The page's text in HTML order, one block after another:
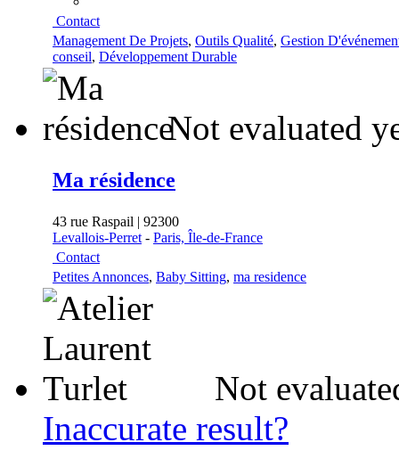
Contact
Management De Projets, Outils Qualité, Gestion
conseil, Développement Durable
Not evaluated
Ma résidence
43 rue Raspail | 92300
Levallois-Perret - Paris, Île-de-France
Contact
Petites Annonces, Baby Sitting, ma residence
Not
Inaccurate result?